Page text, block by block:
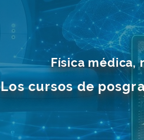
Física médica,
Los cursos de